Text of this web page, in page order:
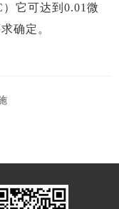
它可达到0.01微
确定。